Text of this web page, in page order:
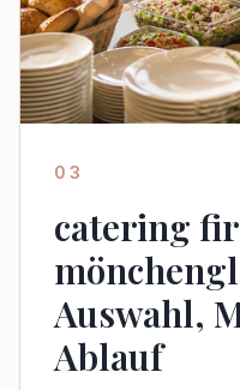
03
catering
Auswahl,
Ablauf